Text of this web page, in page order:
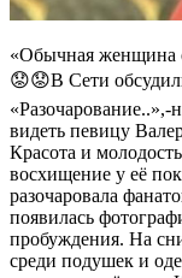
«Обычная женщина
😟😟В Сети
видеть певицу
Красота и
восхищение у её
разочаровала
появилась
пробуждения. На
среди подушек и